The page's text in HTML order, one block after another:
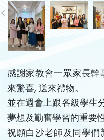
感謝家教會一眾家長
來驚喜, 送來禮物。
並在週會上跟各級學生
夢想及勤奮學習的重要性
祝願白沙老師及同學們